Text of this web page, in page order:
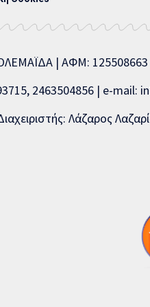
| ΑΦΜ:
2463504856 | e-mail:
Λάζαρος